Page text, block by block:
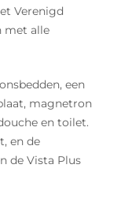
Verenigd
met alle
een
magnetron
en toilet.
en de
de Vista Plus